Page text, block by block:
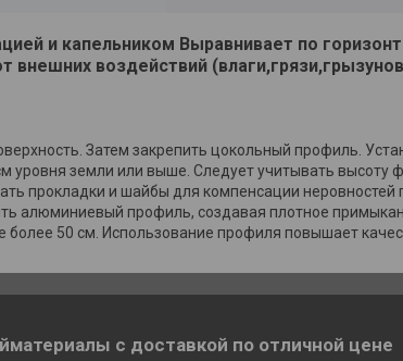
и капельником Выравнивает по
воздействий
Затем закрепить цокольный профиль.
уровня земли или выше. Следует учитывать высоту
прокладки и шайбы для компенсации неровностей
алюминиевый профиль, создавая плотное
50 см. Использование профиля повышает
с доставкой по отличной цене